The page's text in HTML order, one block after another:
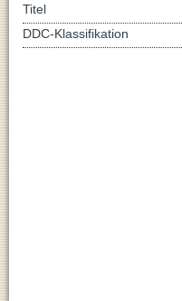
Titel
DDC-Klassifikation